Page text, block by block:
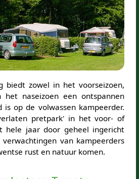
biedt zowel in het voorseizoen,
het naseizoen een ontspannen
op de volwassen kampeerder.
pretpark' in het voor- of
hele jaar door geheel ingericht
van kampeerders
rust en natuur komen.